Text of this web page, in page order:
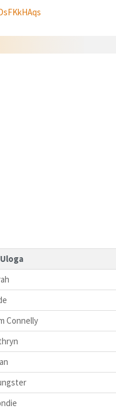
Uloga
Connelly